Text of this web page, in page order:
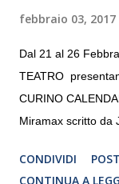
febbraio 03, 2017
Dal 21 al 26
TEATRO
CURINO
Miramax scritto da
CRISTINA PEZZOLI
CONDIVIDI
CONTINUA A